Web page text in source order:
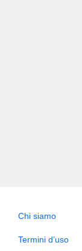
Chi siamo
Termini d’uso